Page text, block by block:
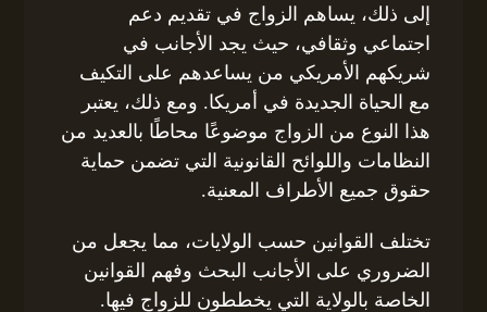
إلى ذلك، يساهم الزواج في تقديم دعم
اجتماعي وثقافي، حيث يجد الأجانب في
شريكهم الأمريكي من يساعدهم على التكيف
مع الحياة الجديدة في أمريكا. ومع ذلك، يعتبر
هذا النوع من الزواج موضوعًا محاطًا بالعديد من
النظامات واللوائح القانونية التي تضمن حماية
حقوق جميع الأطراف المعنية.
تختلف القوانين حسب الولايات، مما يجعل من
الضروري على الأجانب البحث وفهم القوانين
الخاصة بالولاية التي يخططون للزواج فيها.